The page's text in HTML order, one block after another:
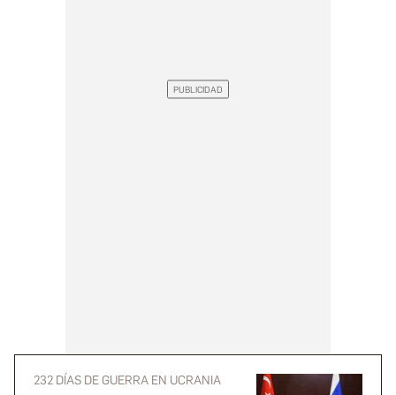
232 DÍAS DE GUERRA EN UCRANIA